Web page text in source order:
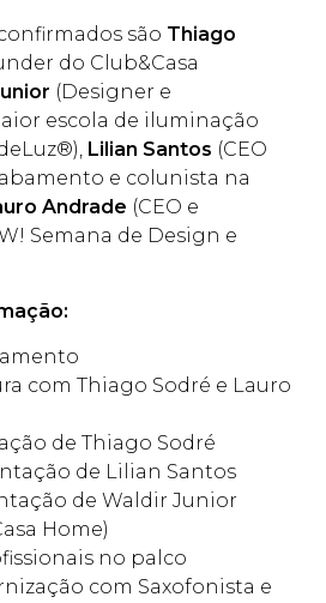
são Thiago
do Club&Casa
(Designer e
escola de iluminação
Lilian Santos (CEO
e colunista na
Andrade (CEO e
Semana de Design e
com Thiago Sodré e Lauro
de Thiago Sodré
de Lilian Santos
de Waldir Junior
Home)
no palco
com Saxofonista e